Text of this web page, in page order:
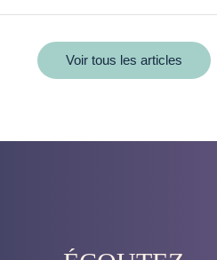
Voir tous les articles